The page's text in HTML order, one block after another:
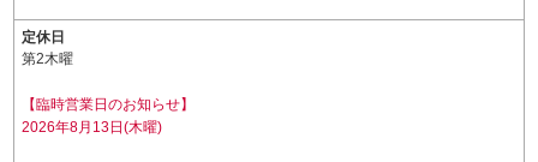
定休日
第2木曜
【臨時営業日のお知らせ】
2026年8月13日(木曜)